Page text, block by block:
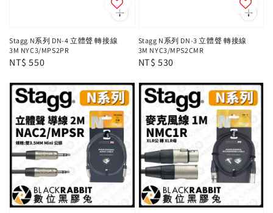
Stagg N系列 DN-4 立體聲 轉接線
3M NYC3/MPS2PR
Regular
NT$ 550
Stagg N系列 DN-3 立體聲 轉接線
3M NYC3/MPS2CMR
Regular
NT$ 530